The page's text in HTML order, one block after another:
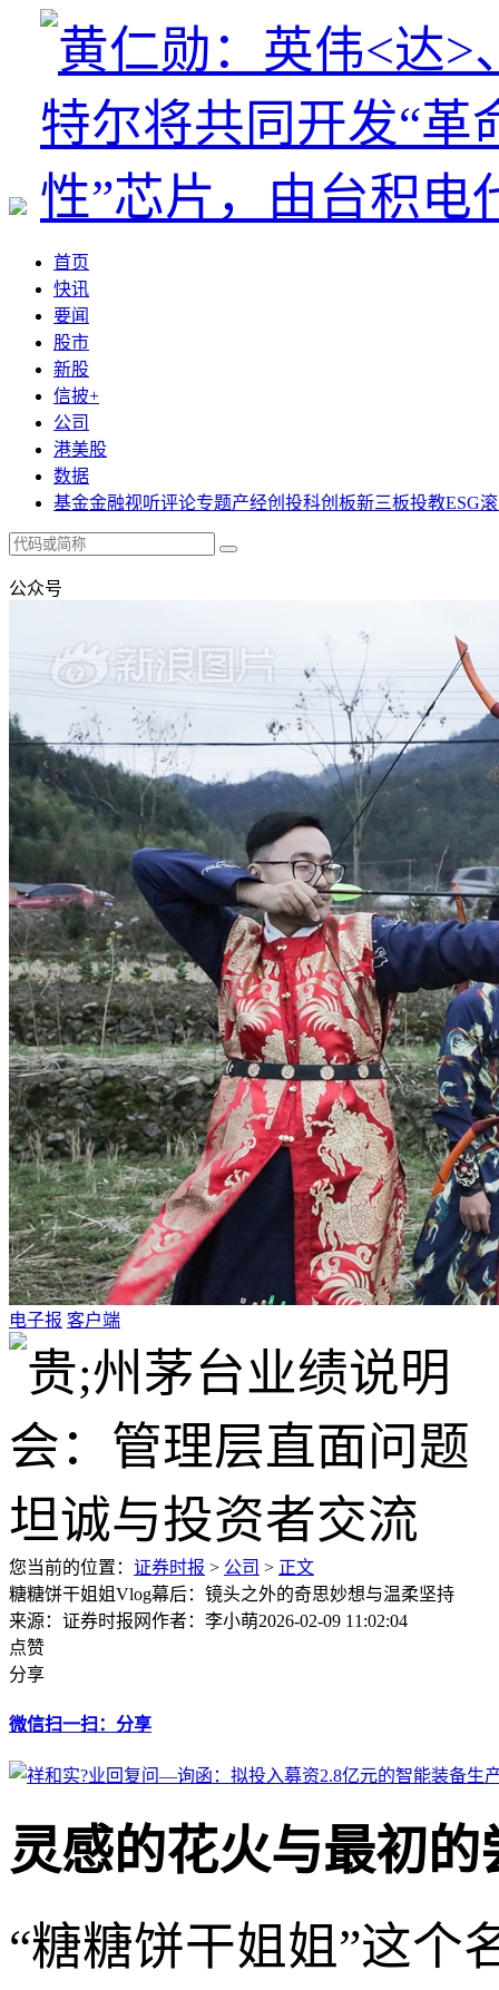
首页
快讯
要闻
股市
新股
信披+
公司
港美股
数据
基金金融视听评论专题产经创投科创板新三板投教ESG
公众号
电子报 客户端
您当前的位置： 证券时报 > 公司 > 正文
糖糖饼干姐姐Vlog幕后：镜头之外的奇思妙想与温柔坚持
来源：证券时报网作者：李小萌2026-02-09 11:02:04
点赞
分享
微信扫一扫：分享
灵感的花火与最初的
“糖糖饼干姐姐”这个